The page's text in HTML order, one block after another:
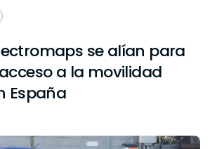
se alían para
a la movilidad
España